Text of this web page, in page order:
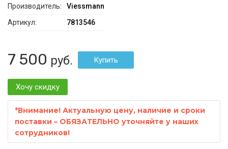
Производитель:
Viessmann
Артикул:
7813546
7 500 руб.
Хочу скидку
*Внимание! Актуальную цену, наличие и сроки
поставки – ОБЯЗАТЕЛЬНО уточняйте у наших
сотрудников!